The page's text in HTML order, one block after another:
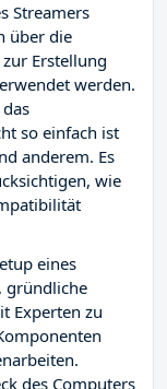
Streamers
über die
Erstellung
werden.
so einfach ist
anderem. Es
wie
eines
gründliche
Experten zu
des Computers